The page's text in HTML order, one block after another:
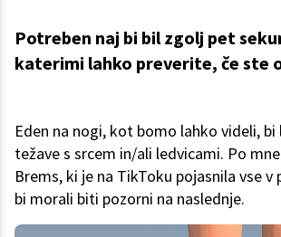
Potreben naj bi bil zgolj pet
katerimi lahko preverite, če ste
Eden na nogi, kot bomo lahko videli, bi
težave s srcem in/ali ledvicami. Po
Brems, ki je na TikToku pojasnila vse v
bi morali biti pozorni na naslednje.